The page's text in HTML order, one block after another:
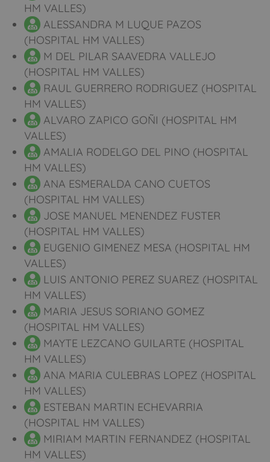
HM VALLES)
ALESSANDRA M LUQUE PAZOS
(HOSPITAL HM VALLES)
M DEL PILAR SAAVEDRA VALLEJO
(HOSPITAL HM VALLES)
RAUL GUERRERO RODRIGUEZ (HOSPITAL
HM VALLES)
ALVARO ZAPICO GOÑI (HOSPITAL HM
VALLES)
AMALIA RODELGO DEL PINO (HOSPITAL
HM VALLES)
ANA ESMERALDA CANO CUETOS
(HOSPITAL HM VALLES)
JOSE MANUEL MENENDEZ FUSTER
(HOSPITAL HM VALLES)
EUGENIO GIMENEZ MESA (HOSPITAL HM
VALLES)
LUIS ANTONIO PEREZ SUAREZ (HOSPITAL
HM VALLES)
MARIA JESUS SORIANO GOMEZ
(HOSPITAL HM VALLES)
MAYTE LEZCANO GUILARTE (HOSPITAL
HM VALLES)
ANA MARIA CULEBRAS LOPEZ (HOSPITAL
HM VALLES)
ESTEBAN MARTIN ECHEVARRIA
(HOSPITAL HM VALLES)
MIRIAM MARTIN FERNANDEZ (HOSPITAL
HM VALLES)